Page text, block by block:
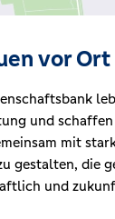
vor
und
mit
gestalten, die
und